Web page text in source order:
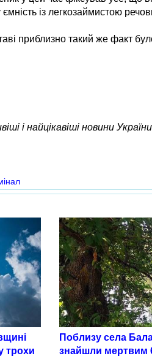
із легкозаймистою
приблизно такий же факт
і найцікавіші новини
трохи
Поблизу села
знайшли мертвим